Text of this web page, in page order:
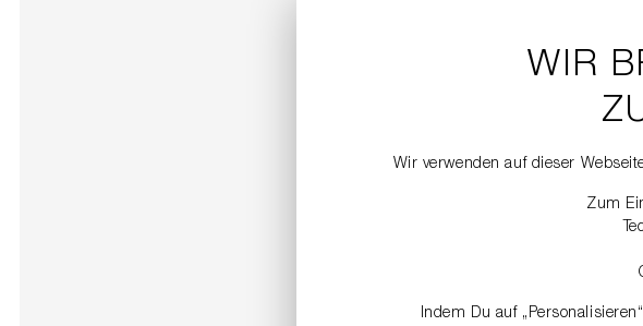
WIR
Wir verwenden auf dieser
Zum
Indem Du auf